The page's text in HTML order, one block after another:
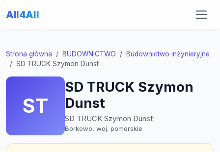
All4All
Strona główna BUDOWNICTWO
Budownictwo inżynieryjne
SD TRUCK Szymon Dunst
ST
SD TRUCK Szymon
Dunst
SD TRUCK Szymon Dunst
Borkowo, woj. pomorskie